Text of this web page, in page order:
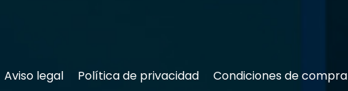
Aviso legal Política de privacidad Condiciones de compra